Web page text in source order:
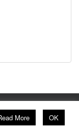
byWordPress
More OK